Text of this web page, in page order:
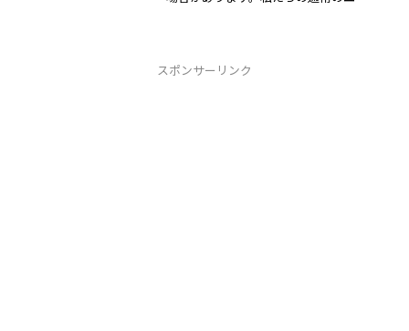
スポンサーリンク